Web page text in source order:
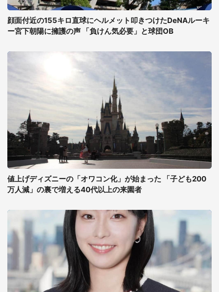
顔面付近の155キロ直球にヘルメット叩きつけたDeNAルーキ
ー宮下朝陽に擁護の声 「負けん気必要」と球団OB
値上げディズニーの「オワコン化」が始まった 「子ども200
万人減」の裏で増える40代以上の来園者